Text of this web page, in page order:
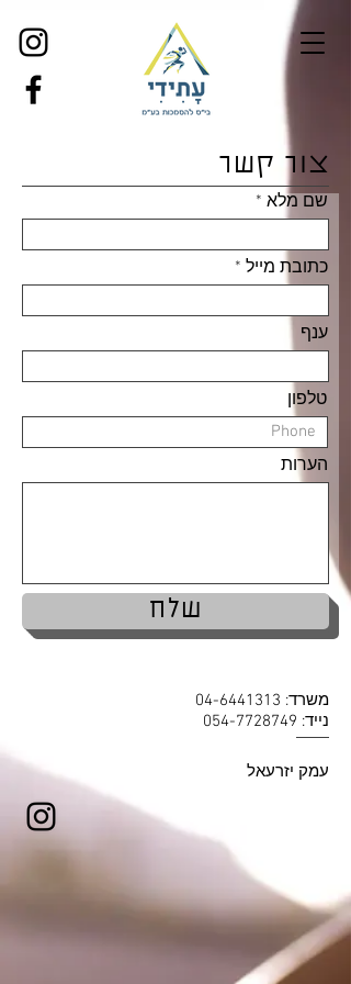
צור קשר
שם מלא
כתובת מייל
ענף
טלפון
הערות
שלח
משרד: 04-6441313
נייד: 054-7728749
עמק יזרעאל